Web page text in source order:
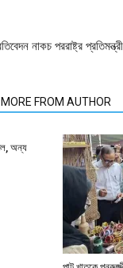
নাকচ পররাষ্ট্র
MORE FROM AUTHOR
অন্য